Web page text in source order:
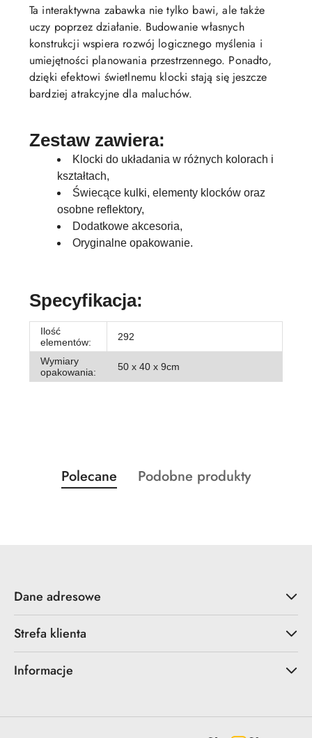
Ta interaktywna zabawka nie tylko bawi, ale także
uczy poprzez działanie. Budowanie własnych
konstrukcji wspiera rozwój logicznego myślenia i
umiejętności planowania przestrzennego. Ponadto,
dzięki efektowi świetlnemu klocki stają się jeszcze
bardziej atrakcyjne dla maluchów.
Zestaw zawiera:
Klocki do układania w różnych kolorach i
kształtach,
Świecące kulki, elementy klocków oraz
osobne reflektory,
Dodatkowe akcesoria,
Oryginalne opakowanie.
Specyfikacja:
Ilość
elementów:
292
Wymiary
opakowania:
50 x 40 x 9cm
Pomiń karuzelę produktów
Produkty
o
Polecane
Produkty
Podobne produkty
Dane adresowe
Strefa klienta
Informacje